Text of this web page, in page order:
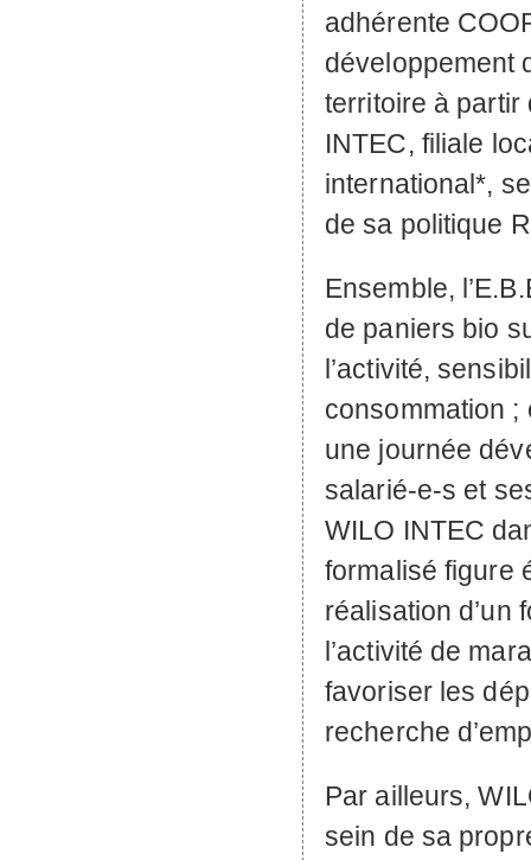
adhérente
développement
territoire à partir
INTEC, filiale
international*,
de sa politique
Ensemble, l’
de paniers bio
l’activité,
consommation ;
une journée
salarié-e-s et
WILO INTEC
formalisé figure
réalisation d’un
l’activité de
favoriser les
recherche
Par ailleurs,
sein de sa